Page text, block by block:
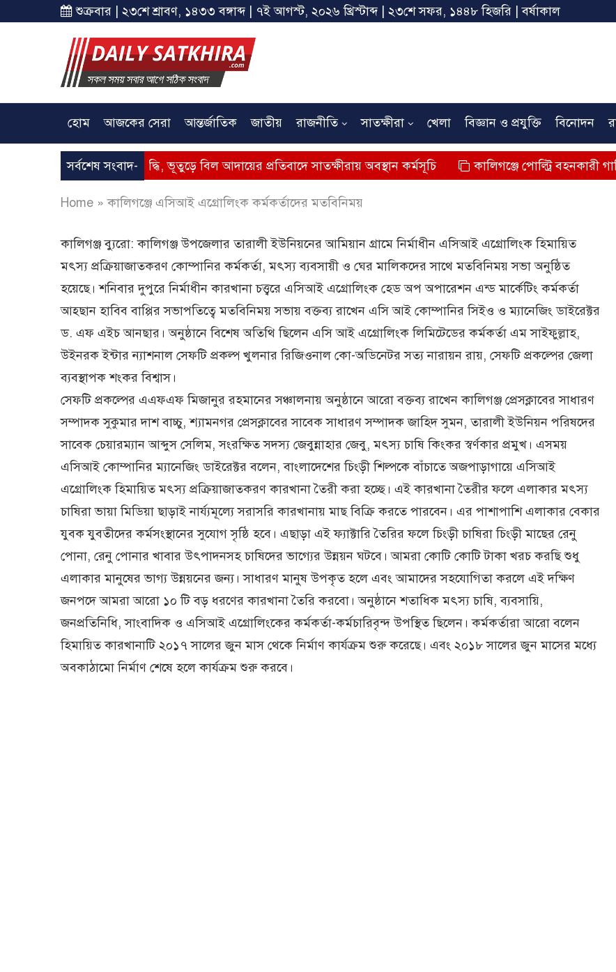
শুক্রবার | ২৩শে শ্রাবণ, ১৪৩৩ বঙ্গাব্দ | ৭ই আগস্ট, ২০২৬ খ্রিস্টাব্দ | ২৩শে সফর, ১৪৪৮ হিজরি | বর্ষাকাল
হোম আজকের সেরা আন্তর্জাতিক জাতীয় রাজনীতি সাতক্ষীরা খেলা বিজ্ঞান ও প্রযুক্তি বিনোদন
সর্বশেষ সংবাদ-
– গ্যাসের মূল্যবৃদ্ধি, ভূতুড়ে বিল আদায়ের প্রতিবাদে সাতক্ষীরায় অবস্থান কর্মসূচি কালিগঞ্জে পোল্ট্রি বহনকারী গাড়ির
Home »কালিগঞ্জে এসিআই এগ্রোলিংক কর্মকর্তাদের মতবিনিময়
কালিগঞ্জ ব্যুরো: কালিগঞ্জ উপজেলার তারালী ইউনিয়নের আমিয়ান গ্রামে নির্মাধীন এসিআই এগ্রোলিংক হিমায়িত
মৎস্য প্রক্রিয়াজাতকরণ কোম্পানির কর্মকর্তা, মৎস্য ব্যবসায়ী ও ঘের মালিকদের সাথে মতবিনিময় সভা অনুষ্ঠিত
হয়েছে। শনিবার দুপুরে নির্মাধীন কারখানা চত্ত্বরে এসিআই এগ্রোলিংক হেড অপ অপারেশন এন্ড মার্কেটিং কর্মকর্তা
আহ্ছান হাবিব বাপ্পির সভাপতিত্বে মতবিনিময় সভায় বক্তব্য রাখেন এসি আই কোম্পানির সিইও ও ম্যানেজিং ডাইরেক্টর
ড. এফ এইচ আনছার। অনুষ্ঠানে বিশেষ অতিথি ছিলেন এসি আই এগ্রোলিংক লিমিটেডের কর্মকর্তা এম সাইফুল্লাহ,
উইনরক ইন্টার ন্যাশনাল সেফটি প্রকল্প খুলনার রিজিওনাল কো-অডিনেটর সত্য নারায়ন রায়, সেফটি প্রকল্পের জেলা
ব্যবস্থাপক শংকর বিশ্বাস।
সেফটি প্রকল্পের এএফএফ মিজানুর রহমানের সঞ্চালনায় অনুষ্ঠানে আরো বক্তব্য রাখেন কালিগঞ্জ প্রেসক্লাবের সাধারণ
সম্পাদক সুকুমার দাশ বাচ্চু, শ্যামনগর প্রেসক্লাবের সাবেক সাধারণ সম্পাদক জাহিদ সুমন, তারালী ইউনিয়ন পরিষদের
সাবেক চেয়ারম্যান আব্দুস সেলিম, সংরক্ষিত সদস্য জেবুন্নাহার জেবু, মৎস্য চাষি কিংকর স্বর্ণকার প্রমুখ। এসময়
এসিআই কোম্পানির ম্যানেজিং ডাইরেক্টর বলেন, বাংলাদেশের চিংড়ী শিল্পকে বাঁচাতে অজপাড়াগায়ে এসিআই
এগ্রোলিংক হিমায়িত মৎস্য প্রক্রিয়াজাতকরণ কারখানা তৈরী করা হচ্ছে। এই কারখানা তৈরীর ফলে এলাকার মৎস্য
চাষিরা ভায়া মিডিয়া ছাড়াই নার্য্যমূল্যে সরাসরি কারখানায় মাছ বিক্রি করতে পারবেন। এর পাশাপাশি এলাকার বেকার
যুবক যুবতীদের কর্মসংস্থানের সুযোগ সৃষ্ঠি হবে। এছাড়া এই ফ্যাক্টারি তৈরির ফলে চিংড়ী চাষিরা চিংড়ী মাছের রেনু
পোনা, রেনু পোনার খাবার উৎপাদনসহ চাষিদের ভাগ্যের উন্নয়ন ঘটবে। আমরা কোটি কোটি টাকা খরচ করছি শুধু
এলাকার মানুষের ভাগ্য উন্নয়নের জন্য। সাধারণ মানুষ উপকৃত হলে এবং আমাদের সহযোগিতা করলে এই দক্ষিণ
জনপদে আমরা আরো ১০ টি বড় ধরণের কারখানা তৈরি করবো। অনুষ্ঠানে শতাধিক মৎস্য চাষি, ব্যবসায়ি,
জনপ্রতিনিধি, সাংবাদিক ও এসিআই এগ্রোলিংকের কর্মকর্তা-কর্মচারিবৃন্দ উপস্থিত ছিলেন। কর্মকর্তারা আরো বলেন
হিমায়িত কারখানাটি ২০১৭ সালের জুন মাস থেকে নির্মাণ কার্যক্রম শুরু করেছে। এবং ২০১৮ সালের জুন মাসের মধ্যে
অবকাঠামো নির্মাণ শেষে হলে কার্যক্রম শুরু করবে।